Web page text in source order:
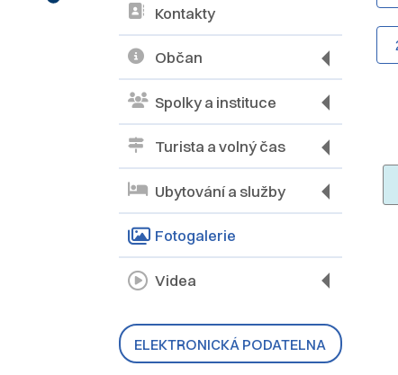
Kontakty
Občan
Spolky a instituce
Turista a volný čas
Ubytování a služby
Fotogalerie
Videa
ELEKTRONICKÁ PODATELNA